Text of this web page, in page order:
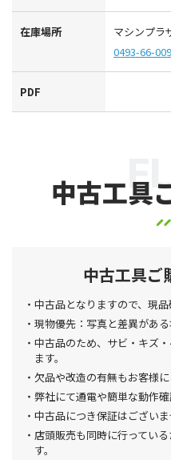
在庫場所
マシンプラ
0493-66-
PDF
中古工具
中古工具ご
中古品となりますので、現品
現物優先：写真と差異がある
中古品のため、サビ・キズ
ます。
欠品や改造の有無もお客様に
弊社にて通電や簡単な動作確
中古品につき保証はございま
店頭販売も同時に行ってい
す。